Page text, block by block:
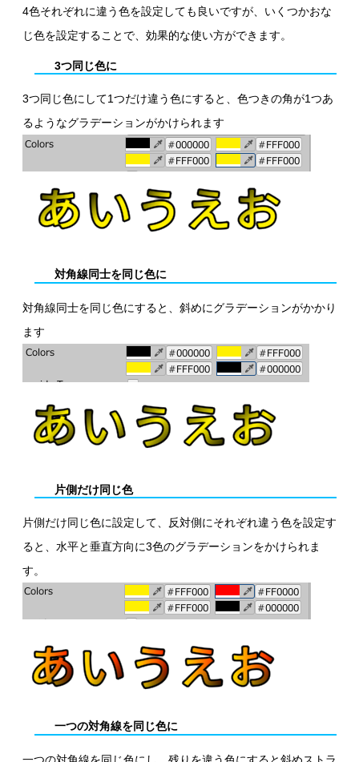
4色それぞれに違う色を設定しても良いですが、いくつかおな
じ色を設定することで、効果的な使い方ができます。
3つ同じ色に
3つ同じ色にして1つだけ違う色にすると、色つきの角が1つあ
るようなグラデーションがかけられます
対角線同士を同じ色に
対角線同士を同じ色にすると、斜めにグラデーションがかかり
ます
片側だけ同じ色
片側だけ同じ色に設定して、反対側にそれぞれ違う色を設定す
ると、水平と垂直方向に3色のグラデーションをかけられま
す。
一つの対角線を同じ色に
一つの対角線を同じ色にし、残りを違う色にすると斜めストラ